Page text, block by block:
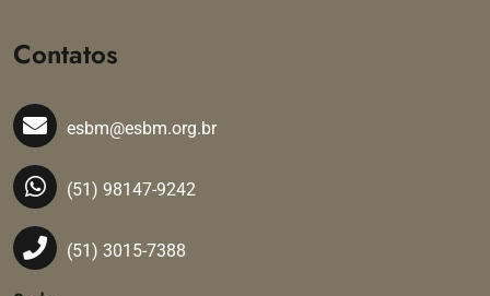
Contatos
esbm@esbm.org.br
(51) 98147-9242
(51) 3015-7388